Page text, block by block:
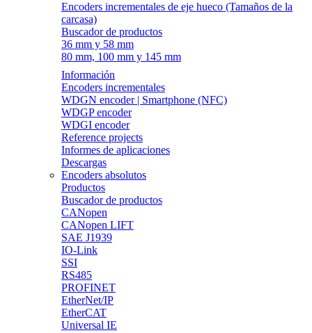
Encoders incrementales de eje hueco (Tamaños de la
carcasa)
Buscador de productos
36 mm y 58 mm
80 mm, 100 mm y 145 mm
Información
Encoders incrementales
WDGN encoder | Smartphone (NFC)
WDGP encoder
WDGI encoder
Reference projects
Informes de aplicaciones
Descargas
Encoders absolutos
Productos
Buscador de productos
CANopen
CANopen LIFT
SAE J1939
IO-Link
SSI
RS485
PROFINET
EtherNet/IP
EtherCAT
Universal IE